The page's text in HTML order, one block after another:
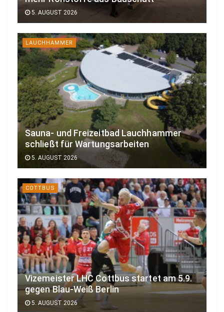
5. AUGUST 2026
LAUCHHAMMER
Sauna- und Freizeitbad Lauchhammer
schließt für Wartungsarbeiten
5. AUGUST 2026
COTTBUS
Vizemeister LHC Cottbus startet am 5.9.
gegen Blau-Weiß Berlin
5. AUGUST 2026